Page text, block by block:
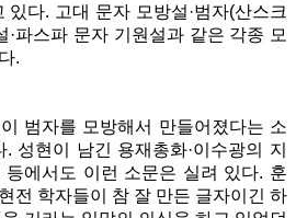
있다. 고대 문자 모방설·범자(산스크
·파스파 문자 기원설과 같은 각종 모
.
범자를 모방해서 만들어졌다는 소
. 성현이 남긴 용재총화·이수광의 지
등에서도 이런 소문은 실려 있다. 훈
전 학자들이 참 잘 만든 글자이긴 하